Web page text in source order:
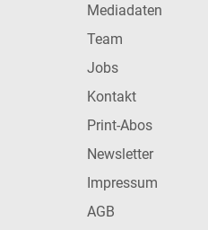
Mediadaten
Team
Jobs
Kontakt
Print-Abos
Newsletter
Impressum
AGB